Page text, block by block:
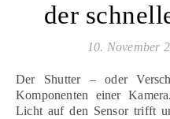
der
10. November
Der Shutter – oder Verschluss – ist eine der zentralen
Komponenten einer
Licht auf den Sensor trifft